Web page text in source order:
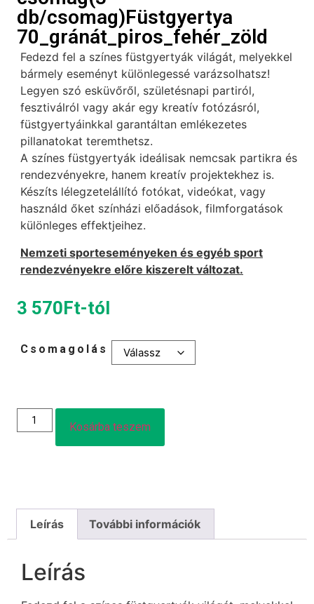
db/csomag)Füstgyertya
70_gránát_piros_fehér_zöld
Fedezd fel a színes füstgyertyák világát, melyekkel
bármely eseményt különlegessé varázsolhatsz!
Legyen szó esküvőről, születésnapi partiról,
fesztiválról vagy akár egy kreatív fotózásról,
füstgyertyáinkkal garantáltan emlékezetes
pillanatokat teremthetsz.
A színes füstgyertyák ideálisak nemcsak partikra és
rendezvényekre, hanem kreatív projektekhez is.
Készíts lélegzetelállító fotókat, videókat, vagy
használd őket színházi előadások, filmforgatások
különleges effektjeihez.
Nemzeti sporteseményeken és egyéb sport
rendezvényekre előre kiszerelt változat.
3 570Ft-tól
Csomagolás
Kosárba teszem
Leírás További információk
Leírás